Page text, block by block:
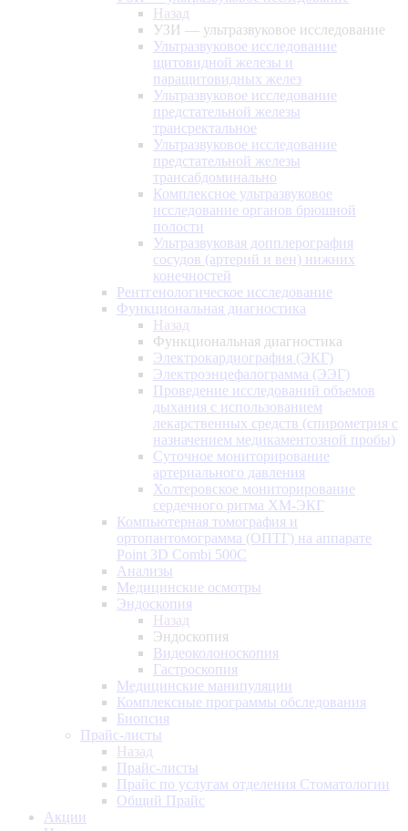
Назад
УЗИ — ультразвуковое исследование
Ультразвуковое исследование
щитовидной железы и
паращитовидных желез
Ультразвуковое исследование
предстательной железы
трансректальное
Ультразвуковое исследование
предстательной железы
трансабдоминально
Комплексное ультразвуковое
исследование органов брюшной
полости
Ультразвуковая допплерография
сосудов (артерий и вен) нижних
конечностей
Рентгенологическое исследование
Функциональная диагностика
Назад
Функциональная диагностика
Электрокардиография (ЭКГ)
Электроэнцефалограмма (ЭЭГ)
Проведение исследований объемов
дыхания с использованием
лекарственных средств (спирометрия с
назначением медикаментозной пробы)
Суточное мониторирование
артериального давления
Холтеровское мониторирование
сердечного ритма ХМ-ЭКГ
Компьютерная томография и
ортопантомограмма (ОПТГ) на аппарате
Point 3D Combi 500C
Анализы
Медицинские осмотры
Эндоскопия
Назад
Эндоскопия
Видеоколоноскопия
Гастроскопия
Медицинские манипуляции
Комплексные программы обследования
Биопсия
Прайс-листы
Назад
Прайс-листы
Прайс по услугам отделения Стоматологии
Общий Прайс
Акции